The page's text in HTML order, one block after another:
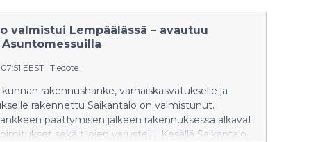
valmistui Lempäälässä – avautuu
EEST | Tiedote
rakennushanke, varhaiskasvatukselle ja
rakennettu Saikantalo on valmistunut.
päättymisen jälkeen rakennuksessa alkavat
sekä tilojen varustelu. Kesällä Saikantalo